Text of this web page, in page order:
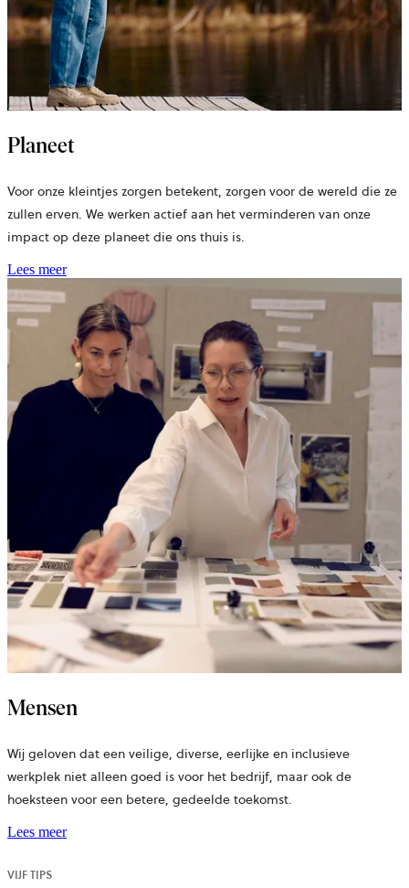
Planeet
Voor onze kleintjes zorgen betekent, zorgen voor de wereld die ze
zullen erven. We werken actief aan het verminderen van onze
impact op deze planeet die ons thuis is.
Lees meer
Mensen
Wij geloven dat een veilige, diverse, eerlijke en inclusieve
werkplek niet alleen goed is voor het bedrijf, maar ook de
hoeksteen voor een betere, gedeelde toekomst.
Lees meer
VIJF TIPS